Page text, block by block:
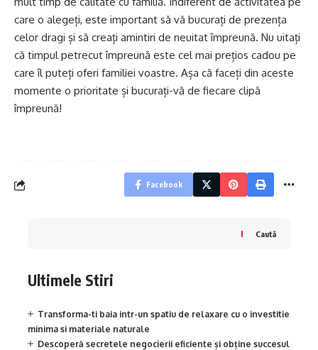
care o alegeți, este important să vă bucurați de prezența
celor dragi și să creați amintiri de neuitat împreună. Nu uitați
că timpul petrecut împreună este cel mai prețios cadou pe
care îl puteți oferi familiei voastre. Așa că faceți din aceste
momente o prioritate și bucurați-vă de fiecare clipă
împreună!
Facebook
Caută
Ultimele Stiri
Transforma-ti baia intr-un spatiu de relaxare cu o investitie
minima si materiale naturale
Descoperă secretele negocierii eficiente și obține succesul